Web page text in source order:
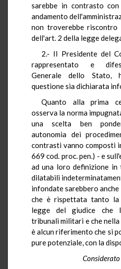
sarebbe in contrasto
andamento
non troverebbe
dell'art. 2 della legge
2.- Il Presidente del
rappresentato e
Generale dello Stato,
questione sia dichiarata
Quanto alla prima
osserva la norma
una scelta ben
autonomia dei
contrasti vanno composti
669 cod. proc. pen.) - e
ad una loro definizione in
dilatabili
infondate sarebbero
che è rispettata tanto la
legge del giudice che
tribunali militari e che
è alcun riferimento che si
pure potenziale, con la